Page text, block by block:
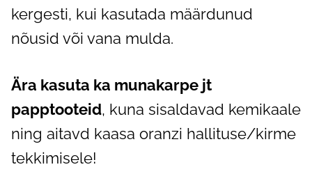
kergesti, kui kasutada määrdunud
nõusid või vana mulda.
Ära kasuta ka munakarpe jt
papptooteid, kuna sisaldavad kemikaale
ning aitavd kaasa oranzi hallituse/kirme
tekkimisele!